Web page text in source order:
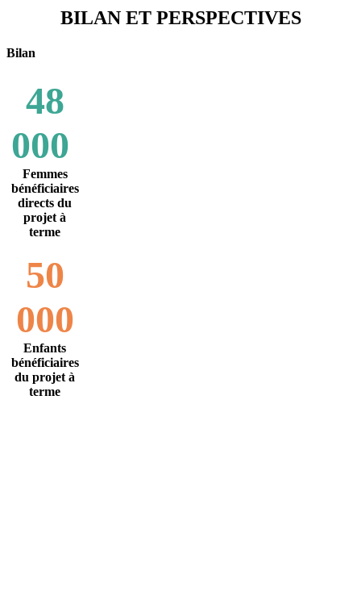
BILAN ET PERSPECTIVES
Bilan
48
000
Femmes
bénéficiaires
directs du
projet à
terme
50
000
Enfants
bénéficiaires
du projet à
terme